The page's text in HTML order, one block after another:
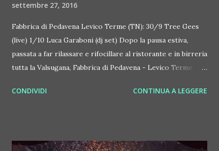
settembre 27, 2016
Fabbrica di Pedavena Levico Terme (TN): 30/9 Tree Gees
(live) 1/10 Luca Garaboni (dj set) Dopo la pausa estiva,
passata a far rilassare e rifocillare al ristorante e in birreria
tutta la Valsugana, Fabbrica di Pedavena - Levico Terme
settembre 2016, per i concerti live che ogni venerdì
CONDIVIDI CONTINUA A LEGGERE